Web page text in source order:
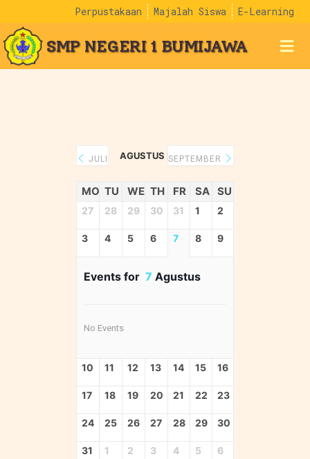
Perpustakaan Majalah Siswa E-Learning
SMP NEGERI 1 BUMIJAWA
JULI AGUSTUS 2026SEPTEMBER
MO TU WE TH FR SA SU
27 28 29 30 31 1 2
3 4 5 6 7 8 9
Events for 7 Agustus
No Events
10 11 12 13 14 15 16
17 18 19 20 21 22 23
24 25 26 27 28 29 30
31 1 2 3 4 5 6